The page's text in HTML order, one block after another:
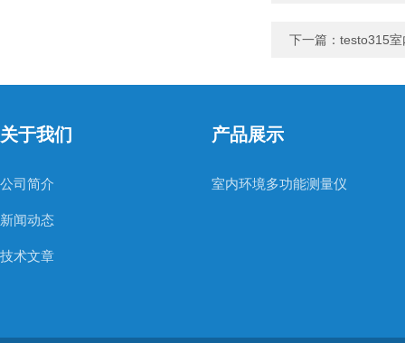
下一篇： testo315
关于我们
公司简介
新闻动态
技术文章
产品展示
室内环境多功能测量仪